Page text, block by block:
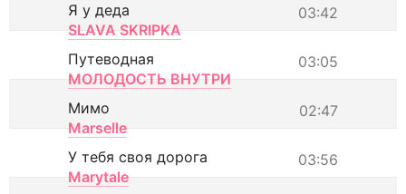
03:42
Я у деда
SLAVA SKRIPKA
03:05
Путеводная
МОЛОДОСТЬ ВНУТРИ
02:47
Мимо
Marselle
03:56
У тебя своя дорога
Marytale